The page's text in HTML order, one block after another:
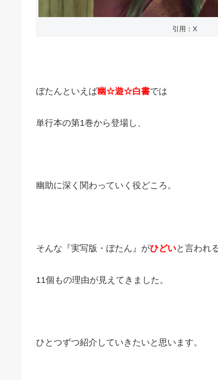
引用：X
ぼたんといえば幽☆遊☆白書では
単行本の第1巻から登場し、
幽助に深く関わっていく役どころ。
そんな『実写版・ぼたん』がひどいと言われ
11個もの理由が見えてきました。
ひとつずつ紹介していきたいと思います。